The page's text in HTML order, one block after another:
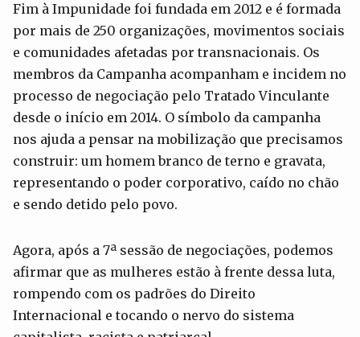
Fim à Impunidade foi fundada em 2012 e é formada
por mais de 250 organizações, movimentos sociais
e comunidades afetadas por transnacionais. Os
membros da Campanha acompanham e incidem no
processo de negociação pelo Tratado Vinculante
desde o início em 2014. O símbolo da campanha
nos ajuda a pensar na mobilização que precisamos
construir: um homem branco de terno e gravata,
representando o poder corporativo, caído no chão
e sendo detido pelo povo.
Agora, após a 7ª sessão de negociações, podemos
afirmar que as mulheres estão à frente dessa luta,
rompendo com os padrões do Direito
Internacional e tocando o nervo do sistema